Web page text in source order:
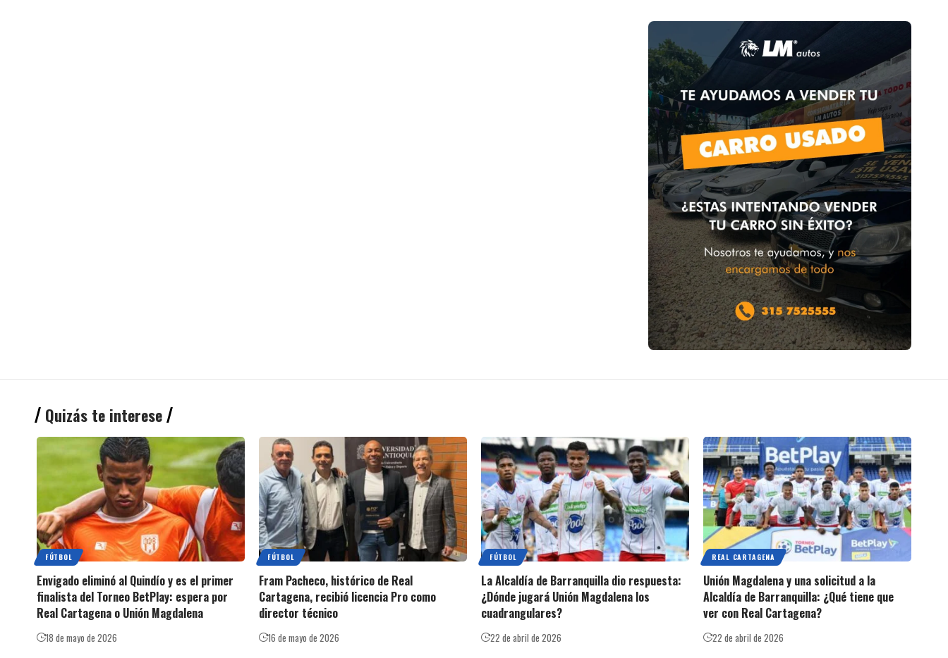
Quizás te interese
FÚTBOL
Envigado eliminó al Quindío y es el primer
finalista del Torneo BetPlay: espera por
Real Cartagena o Unión Magdalena
18 de mayo de 2026
FÚTBOL
Fram Pacheco, histórico de Real
Cartagena, recibió licencia Pro como
director técnico
16 de mayo de 2026
FÚTBOL
La Alcaldía de Barranquilla dio respuesta:
¿Dónde jugará Unión Magdalena los
cuadrangulares?
22 de abril de 2026
REAL CARTAGENA
Unión Magdalena y una solicitud a la
Alcaldía de Barranquilla: ¿Qué tiene que
ver con Real Cartagena?
22 de abril de 2026